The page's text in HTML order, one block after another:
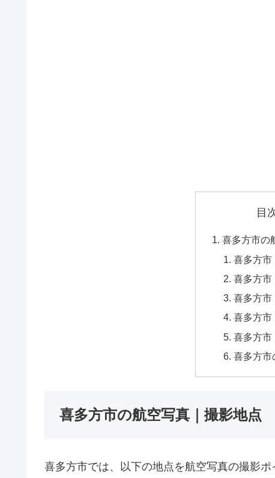
目
喜多方市の
喜多方市
喜多方市
喜多方市
喜多方市
喜多方市
喜多方市
喜多方市の航空写真｜撮影地点
喜多方市では、以下の地点を航空写真の撮影